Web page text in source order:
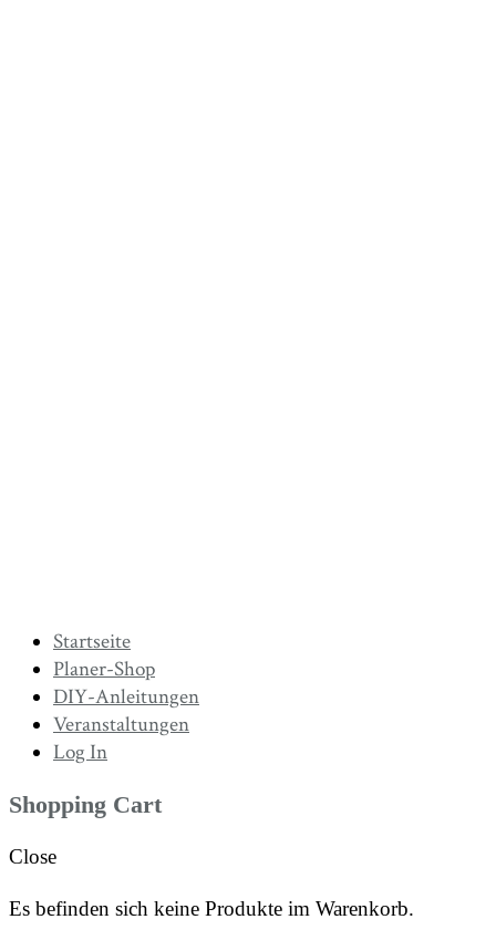
Startseite
Planer-Shop
DIY-Anleitungen
Veranstaltungen
Log In
Shopping Cart
Close
Es befinden sich keine Produkte im Warenkorb.